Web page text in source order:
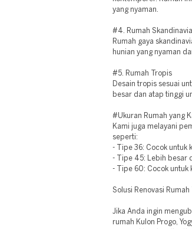
yang nyaman.
#4. Rumah Skandinavia
Rumah gaya
hunian yang nyaman
#5. Rumah Tropis
Desain tropis sesuai
besar dan atap tinggi
#Ukuran Rumah yang
Kami juga melayani
seperti:
- Tipe 36: Cocok untuk
- Tipe 45: Lebih besar
- Tipe 60: Cocok untuk
Solusi Renovasi
Jika Anda ingin
rumah Kulon Progo,